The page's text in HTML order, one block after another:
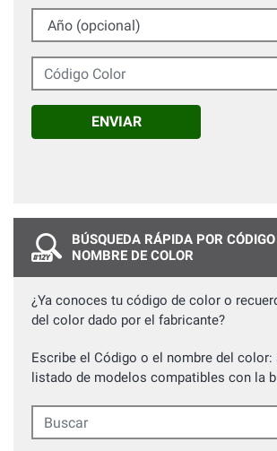
Año (opcional)
Código Color
ENVIAR
BÚSQUEDA RÁPIDA POR
NOMBRE DE COLOR
¿Ya conoces tu código de color o
del color dado por el fabricante?
Escribe el Código o el nombre del color:
listado de modelos compatibles con la
Buscar